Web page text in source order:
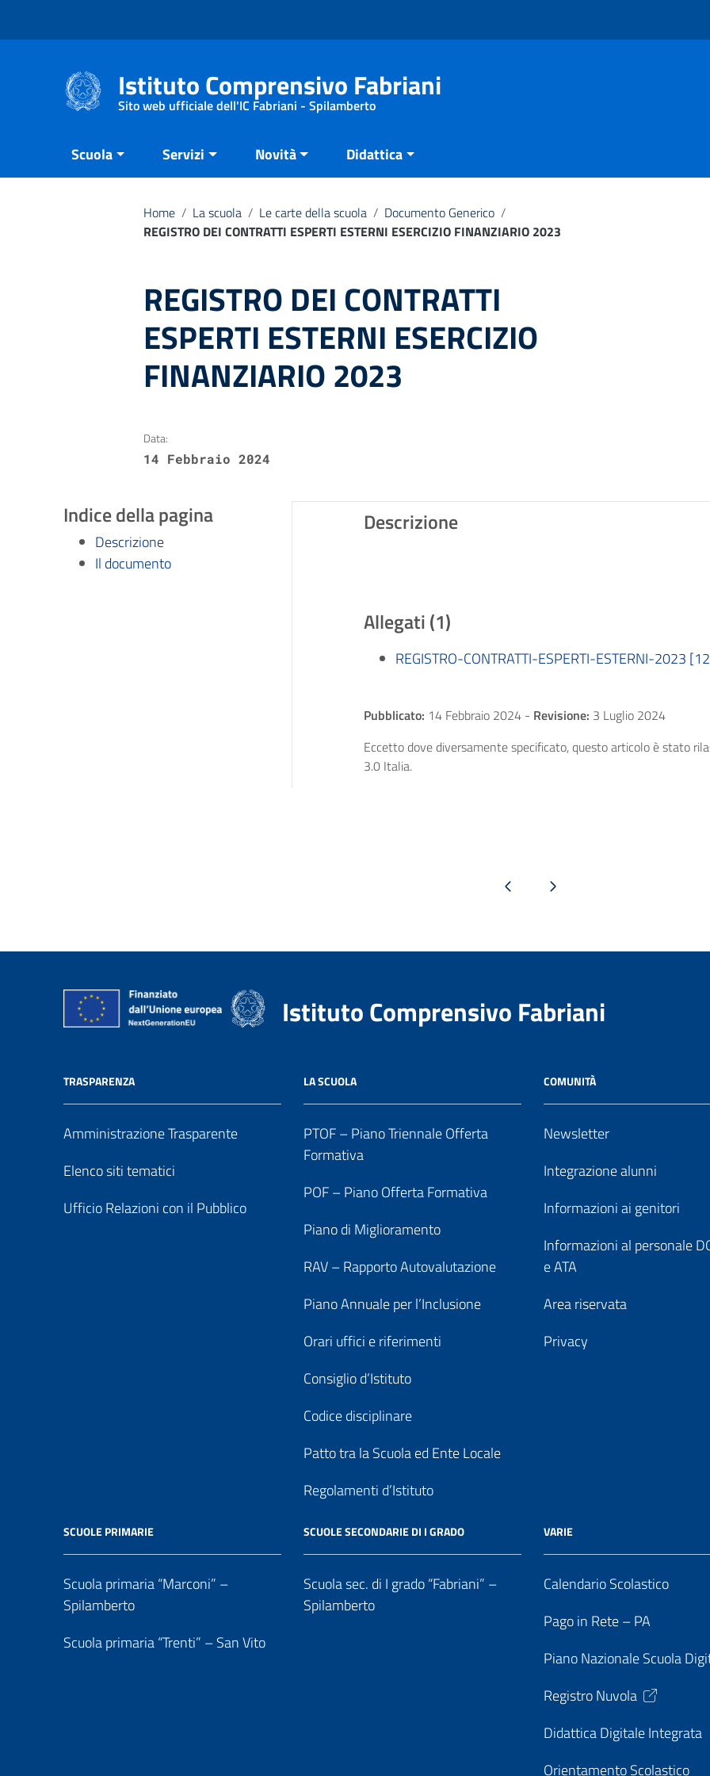
Istituto Comprensivo Fabriani
Sito web ufficiale dell'IC Fabriani - Spilamberto
Scuola Servizi Novità Didattica
Home / La scuola / Le carte della scuola / Documento Generico /
REGISTRO DEI CONTRATTI ESPERTI ESTERNI ESERCIZIO FINANZIARIO 2023
REGISTRO DEI CONTRATTI
ESPERTI ESTERNI ESERCIZIO
FINANZIARIO 2023
Data:
14 Febbraio 2024
Indice della pagina
Descrizione
Il documento
Descrizione
Allegati (1)
REGISTRO-CONTRATTI-ESPERTI-ESTERNI-2023
Pubblicato: 14 Febbraio 2024 - Revisione: 3 Luglio 2024
Eccetto dove diversamente specificato, questo articolo è stato
3.0 Italia.
Pagina precedentePagina successiva
Istituto Comprensivo Fabriani
TRASPARENZA
Amministrazione Trasparente
Elenco siti tematici
Ufficio Relazioni con il Pubblico
LA SCUOLA
PTOF – Piano Triennale Offerta
Formativa
POF – Piano Offerta Formativa
Piano di Miglioramento
RAV – Rapporto Autovalutazione
Piano Annuale per l’Inclusione
Orari uffici e riferimenti
Consiglio d’Istituto
Codice disciplinare
Patto tra la Scuola ed Ente Locale
Regolamenti d’Istituto
COMUNITÀ
Newsletter
Integrazione alunni
Informazioni ai genitori
Informazioni al personale
e ATA
Area riservata
Privacy
SCUOLE PRIMARIE
Scuola primaria “Marconi” –
Spilamberto
Scuola primaria “Trenti” – San Vito
SCUOLE SECONDARIE DI I GRADO
Scuola sec. di I grado “Fabriani” –
Spilamberto
VARIE
Calendario Scolastico
Pago in Rete – PA
Piano Nazionale Scuola
Registro Nuvola
Didattica Digitale Integrata
Orientamento Scolastico